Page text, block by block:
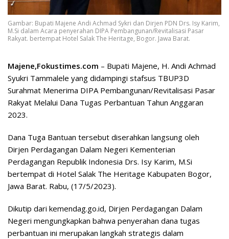
Gambar: Bupati Majene Andi Achmad Sykri dan Dirjen PDN Drs. Isy Karim,
M.Si dalam Acara penyerahan DIPA Pembangunan/Revitalisasi Pasar
Rakyat. bertempat Hotel Salak The Heritage, Bogor. Jawa Barat.
Majene,Fokustimes.com – Bupati Majene, H. Andi Achmad
Syukri Tammalele yang didampingi stafsus TBUP3D
Surahmat Menerima DIPA Pembangunan/Revitalisasi Pasar
Rakyat Melalui Dana Tugas Perbantuan Tahun Anggaran
2023.
Dana Tuga Bantuan tersebut diserahkan langsung oleh
Dirjen Perdagangan Dalam Negeri Kementerian
Perdagangan Republik Indonesia Drs. Isy Karim, M.Si
bertempat di Hotel Salak The Heritage Kabupaten Bogor,
Jawa Barat. Rabu, (17/5/2023).
Dikutip dari kemendag.go.id, Dirjen Perdagangan Dalam
Negeri mengungkapkan bahwa penyerahan dana tugas
perbantuan ini merupakan langkah strategis dalam